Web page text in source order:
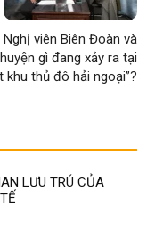
Nghị viên Biên Đoàn và
gì đang xảy ra tại
khu thủ đô hải ngoại”?
LƯU TRÚ CỦA